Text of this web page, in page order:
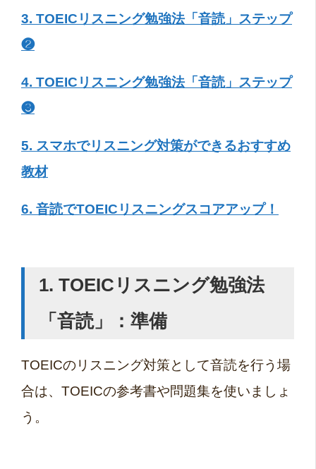
3. TOEICリスニング勉強法「音読」ステップ
❷
4. TOEICリスニング勉強法「音読」ステップ
❸
5. スマホでリスニング対策ができるおすすめ
教材
6. 音読でTOEICリスニングスコアアップ！
1. TOEIC リスニング勉強法
「音読」：準備
TOEICのリスニング対策として音読を行う場
合は、TOEICの参考書や問題集を使いましょ
う。